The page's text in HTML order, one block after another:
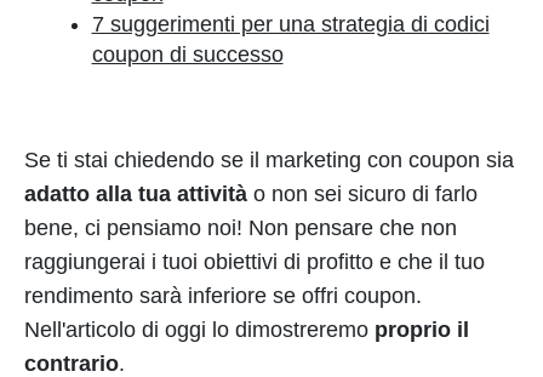
7 suggerimenti per una strategia di codici
coupon di successo
Se ti stai chiedendo se il marketing con coupon sia
adatto alla tua attività o non sei sicuro di farlo
bene, ci pensiamo noi! Non pensare che non
raggiungerai i tuoi obiettivi di profitto e che il tuo
rendimento sarà inferiore se offri coupon.
Nell'articolo di oggi lo dimostreremo proprio il
contrario.